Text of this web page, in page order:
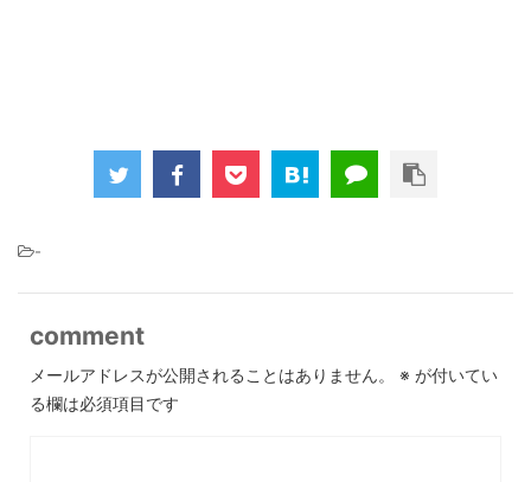
-
comment
メールアドレスが公開されることはありません。 ※ が付いてい
る欄は必須項目です